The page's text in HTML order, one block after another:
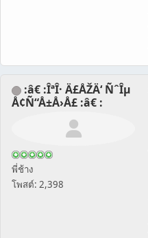
:â€ :ÎªÎ· Ä£ÅŽÄ‘ ÑˆÎµ
Å¢Ñ“Å±Å›Å£ :â€ :
พี่ช้าง
โพสต์: 2,398